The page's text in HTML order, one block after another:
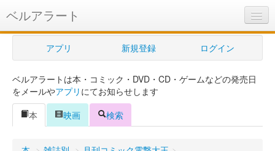
ベルアラート
ベルアラートとは
ヘルプ
新規登録
ログイン
アプリ 新規登録 ログイン
ベルアラートは本・コミック・DVD・CD・ゲームなどの発売日
をメールやアプリ にてお知らせします
本
映画 検索